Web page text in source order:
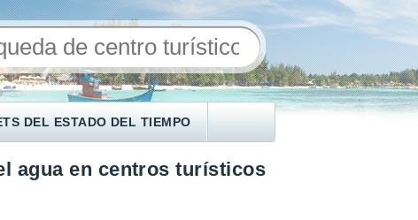
DEL ESTADO DEL TIEMPO
agua en centros turísticos